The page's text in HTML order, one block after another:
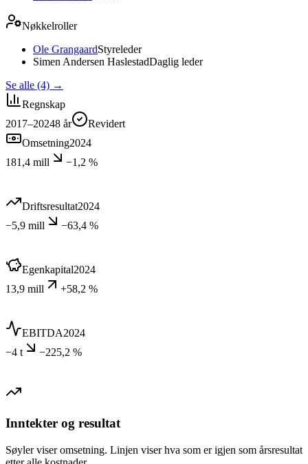
Nøkkelroller
Ole GrangaardStyreleder
Simen Andersen HaslestadDaglig leder
Se alle (4) →
Regnskap
2017–20248 år
Revidert
Omsetning2024
181,4 mill
−1,2 %
Driftsresultat2024
−5,9 mill
−63,4 %
Egenkapital2024
13,9 mill
+58,2 %
EBITDA2024
−4 t
−225,2 %
Inntekter og resultat
Søyler viser omsetning. Linjen viser hva som er igjen som årsresultat